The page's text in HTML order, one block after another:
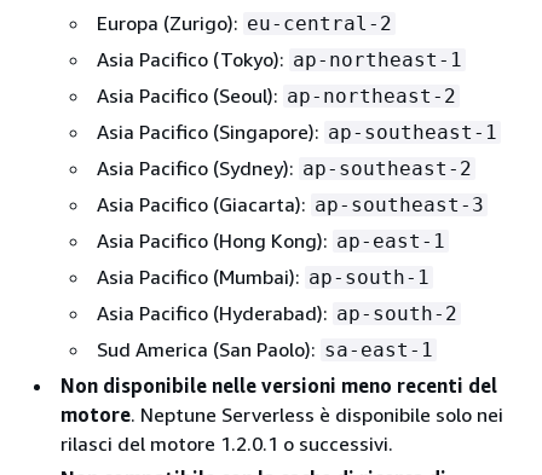
Europa (Zurigo): eu-central-2
Asia Pacifico (Tokyo): ap-northeast-1
Asia Pacifico (Seoul): ap-northeast-2
Asia Pacifico (Singapore): ap-southeast-1
Asia Pacifico (Sydney): ap-southeast-2
Asia Pacifico (Giacarta): ap-southeast-3
Asia Pacifico (Hong Kong): ap-east-1
Asia Pacifico (Mumbai): ap-south-1
Asia Pacifico (Hyderabad): ap-south-2
Sud America (San Paolo): sa-east-1
Non disponibile nelle versioni meno recenti del
motore. Neptune Serverless è disponibile solo nei
rilasci del motore 1.2.0.1 o successivi.